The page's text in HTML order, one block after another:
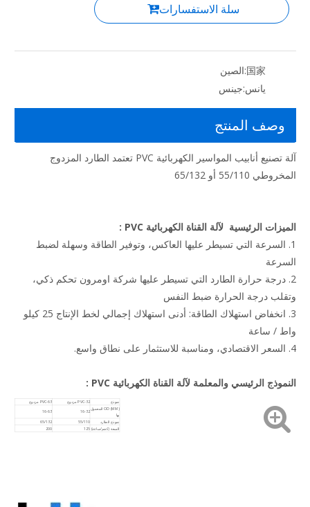
سلة الاستفسارات
国家: الصين
يانس:جينس
وصف المنتج
آلة تصنيع أنابيب المواسير الكهربائية PVC تعتمد الطارد المزدوج
المخروطي 55/110 أو 65/132
الميزات الرئيسية لآلة القناة الكهربائية PVC
:
1. السرعة التي تسيطر عليها العاكس، وتوفير الطاقة وسهلة لضبط
السرعة
2. درجة حرارة الطارد التي تسيطر عليها شركة اومرون تحكم ذكي،
وتقلب درجة الحرارة ضبط النفس
3. انخفاض استهلاك الطاقة: أدنى استهلاك إجمالي لخط الإنتاج 25 كيلو
واط / ساعة
4. السعر الاقتصادي، ومناسبة للاستثمار على نطاق واسع.
النموذج الرئيسي والمعلمة لآلة القناة الكهربائية PVC :
نموذج PVC-32 مزدوج PVC-63 مزدوج
OD (MM) المعمول
بها
16-32
16-63
نموذج الطارد 55/110
65/132
السعة (كجم/ساعة) 125
200